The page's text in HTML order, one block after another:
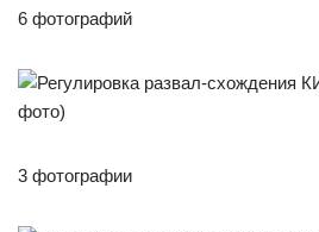
6 фотографий
3 фотографии